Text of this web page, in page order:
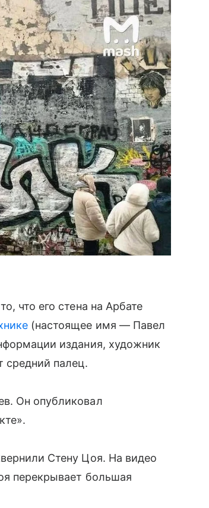
что его стена на Арбате
(настоящее имя — Павел
издания, художник
средний палец.
Он опубликовал
Стену Цоя. На видео
перекрывает большая